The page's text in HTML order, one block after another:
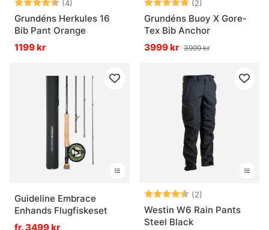
(4)
Grundéns Herkules 16
Bib Pant Orange
1199 kr
(2)
Grundéns Buoy X Gore-
Tex Bib Anchor
3999 kr 3999 kr
Guideline Embrace
Enhands Flugfiskeset
fr. 3499 kr
Betyg: (2)
Westin W6 Rain Pants
Steel Black